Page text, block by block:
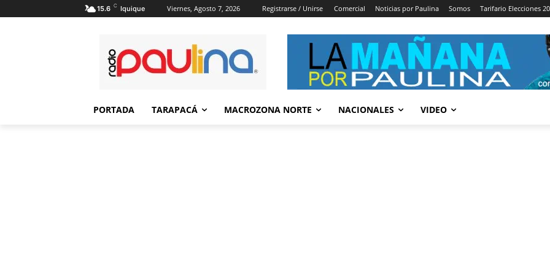
15.6 C Iquique Viernes, Agosto 7, 2026 Registrarse / Unirse Comercial Noticias por Paulina Somos Tarifario Elecciones
PORTADA TARAPACÁ MACROZONA NORTE NACIONALES VIDEO